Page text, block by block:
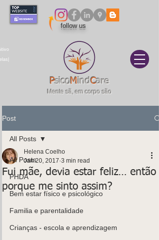
PsicoMindCare
Mente sã, em corpo são
follow us
Post
All Posts
PHDA
Bem estar físico e psicológico
Familia e parentalidade
Crianças - escola e aprendizagem
All Posts
Fui mãe, devia estar feliz… então
porque me sinto assim?
Helena Coelho
Jan 20, 2017 3 min read